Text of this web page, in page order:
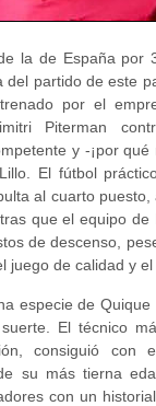
la de España por
del partido de este
por el
Piterman
y -¡por
El fútbol
al cuarto
que el equipo de
de descenso,
juego de calidad y el
especie de
El técnico
consiguió con
su más tierna
con un